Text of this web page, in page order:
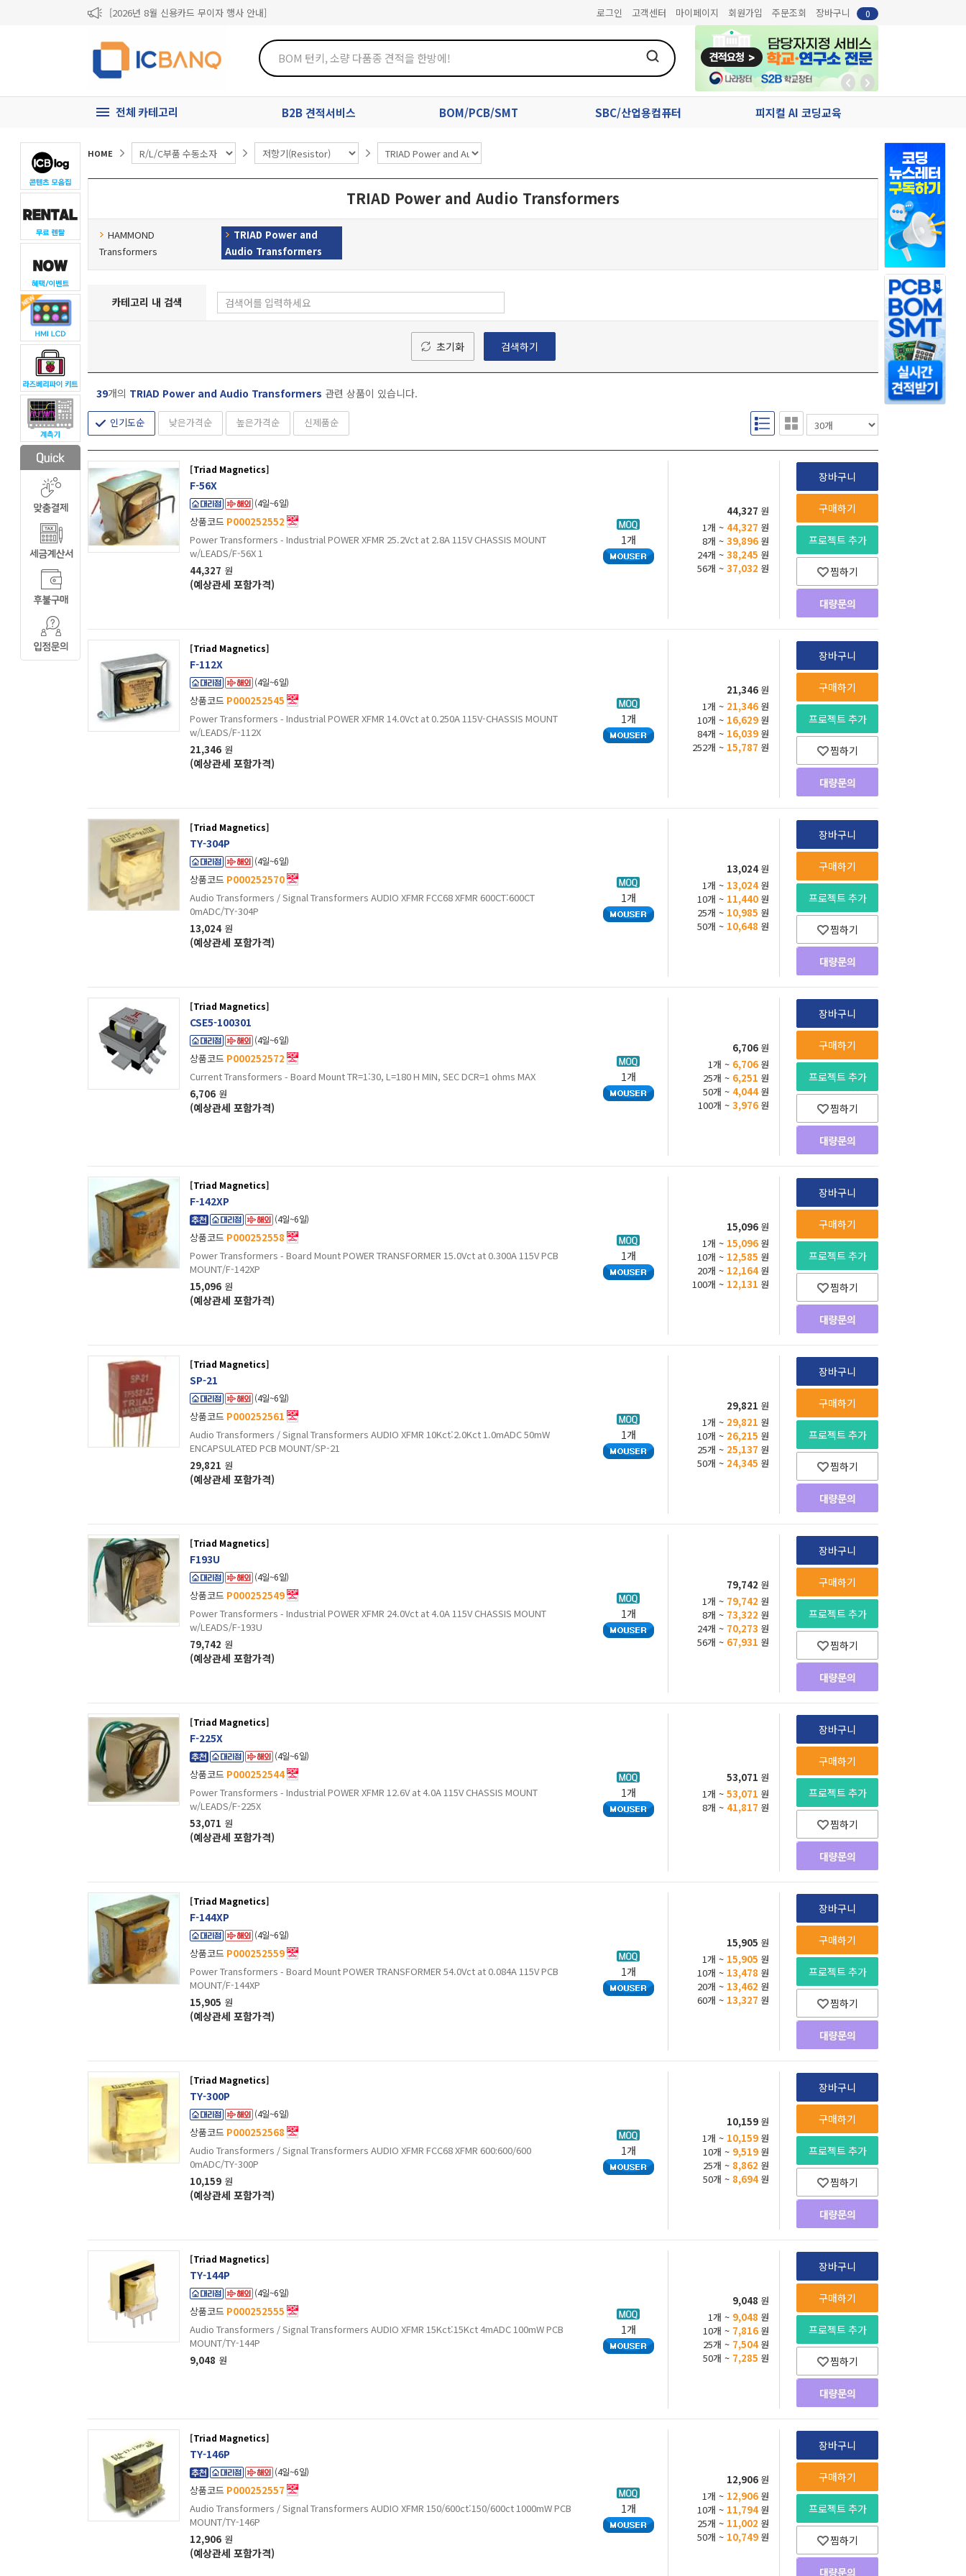
[2026년 8월 신용카드 무이자 행사 안내]
[마일리지 적립 및 사용 정책 개편 안내]
로그인 고객센터 마이페이지 회원가입 주문조회 장바구니 0
전체 카테고리 B2B 견적서비스 BOM/PCB/SMT SBC/산업용컴퓨터 피지컬 AI 코딩교육
HOME
TRIAD Power and Audio Transformers
HAMMOND
Transformers
TRIAD Power and
Audio Transformers
카테고리 내 검색
초기화 검색하기
39개의 TRIAD Power and Audio Transformers 관련 상품이 있습니다.
인기도순 낮은가격순 높은가격순 신제품순
[Triad Magnetics]
F-56X
(4일~6일)
상품코드 P000252552
Power Transformers - Industrial POWER XFMR 25.2Vct at 2.8A 115V CHASSIS MOUNT
w/LEADS/F-56X 1
44,327 원
(예상관세 포함가격)
1개
44,327 원
1개 ~ 44,327 원
8개 ~ 39,896 원
24개 ~ 38,245 원
56개 ~ 37,032 원
장바구니
구매하기
프로젝트 추가
찜하기
[Triad Magnetics]
F-112X
(4일~6일)
상품코드 P000252545
Power Transformers - Industrial POWER XFMR 14.0Vct at 0.250A 115V-CHASSIS MOUNT
w/LEADS/F-112X
21,346 원
(예상관세 포함가격)
1개
21,346 원
1개 ~ 21,346 원
10개 ~ 16,629 원
84개 ~ 16,039 원
252개 ~ 15,787 원
장바구니
구매하기
프로젝트 추가
찜하기
[Triad Magnetics]
TY-304P
(4일~6일)
상품코드 P000252570
Audio Transformers / Signal Transformers AUDIO XFMR FCC68 XFMR 600CT:600CT
0mADC/TY-304P
13,024원
(예상관세 포함가격)
1개
13,024 원
1개 ~ 13,024 원
10개 ~ 11,440 원
25개 ~ 10,985 원
50개 ~ 10,648 원
장바구니
구매하기
프로젝트 추가
찜하기
[Triad Magnetics]
CSE5-100301
(4일~6일)
상품코드 P000252572
Current Transformers - Board Mount TR=1:30, L=180 H MIN, SEC DCR=1 ohms MAX
6,706 원
(예상관세 포함가격)
1개
6,706 원
1개 ~ 6,706 원
25개 ~ 6,251 원
50개 ~ 4,044 원
100개 ~ 3,976 원
장바구니
구매하기
프로젝트 추가
찜하기
[Triad Magnetics]
F-142XP
(4일~6일)
상품코드 P000252558
Power Transformers - Board Mount POWER TRANSFORMER 15.0Vct at 0.300A 115V PCB
MOUNT/F-142XP
15,096 원
(예상관세 포함가격)
1개
15,096 원
1개 ~ 15,096 원
10개 ~ 12,585 원
20개 ~ 12,164 원
100개 ~ 12,131 원
장바구니
구매하기
프로젝트 추가
찜하기
[Triad Magnetics]
SP-21
(4일~6일)
상품코드 P000252561
Audio Transformers / Signal Transformers AUDIO XFMR 10Kct:2.0Kct 1.0mADC 50mW
ENCAPSULATED PCB MOUNT/SP-21
29,821 원
(예상관세 포함가격)
1개
29,821 원
1개 ~ 29,821 원
10개 ~ 26,215 원
25개 ~ 25,137 원
50개 ~ 24,345 원
장바구니
구매하기
프로젝트 추가
찜하기
[Triad Magnetics]
F193U
(4일~6일)
상품코드 P000252549
Power Transformers - Industrial POWER XFMR 24.0Vct at 4.0A 115V CHASSIS MOUNT
w/LEADS/F-193U
79,742 원
(예상관세 포함가격)
1개
79,742 원
1개 ~ 79,742 원
8개 ~ 73,322 원
24개 ~ 70,273 원
56개 ~ 67,931 원
장바구니
구매하기
프로젝트 추가
찜하기
[Triad Magnetics]
F-225X
(4일~6일)
상품코드 P000252544
Power Transformers - Industrial POWER XFMR 12.6V at 4.0A 115V CHASSIS MOUNT
w/LEADS/F-225X
53,071 원
(예상관세 포함가격)
1개
53,071 원
1개 ~ 53,071 원
8개 ~ 41,817 원
장바구니
구매하기
프로젝트 추가
찜하기
[Triad Magnetics]
F-144XP
(4일~6일)
상품코드 P000252559
Power Transformers - Board Mount POWER TRANSFORMER 54.0Vct at 0.084A 115V PCB
MOUNT/F-144XP
15,905 원
(예상관세 포함가격)
1개
15,905 원
1개 ~ 15,905 원
10개 ~ 13,478 원
20개 ~ 13,462 원
60개 ~ 13,327 원
장바구니
구매하기
프로젝트 추가
찜하기
[Triad Magnetics]
TY-300P
(4일~6일)
상품코드 P000252568
Audio Transformers / Signal Transformers AUDIO XFMR FCC68 XFMR 600:600/600
0mADC/TY-300P
10,159 원
(예상관세 포함가격)
1개
10,159 원
1개 ~ 10,159 원
10개 ~ 9,519 원
25개 ~ 8,862 원
50개 ~ 8,694 원
장바구니
구매하기
프로젝트 추가
찜하기
[Triad Magnetics]
TY-144P
(4일~6일)
상품코드 P000252555
Audio Transformers / Signal Transformers AUDIO XFMR 15Kct:15Kct 4mADC 100mW PCB
MOUNT/TY-144P
9,048 원
1개
9,048 원
1개 ~ 9,048 원
10개 ~ 7,816 원
25개 ~ 7,504 원
50개 ~ 7,285 원
장바구니
구매하기
프로젝트 추가
찜하기
[Triad Magnetics]
TY-146P
(4일~6일)
상품코드 P000252557
Audio Transformers / Signal Transformers AUDIO XFMR 150/600ct:150/600ct 1000mW PCB
MOUNT/TY-146P
12,906 원
(예상관세 포함가격)
1개
12,906 원
1개 ~ 12,906 원
10개 ~ 11,794 원
25개 ~ 11,002 원
50개 ~ 10,749 원
장바구니
구매하기
프로젝트 추가
찜하기